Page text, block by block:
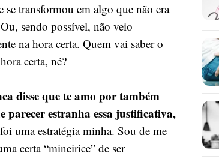
se transformou em algo que não era
sendo possível, não veio
na hora certa. Quem vai saber o
certa, né?
disse que te amo por também
parecer estranha essa justificativa,
uma estratégia minha. Sou de me
certa “mineirice” de ser